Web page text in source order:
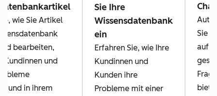
wie Sie Artikel
bearbeiten,
Kundinnen und
und in ihrem
Sie Ihre
Wissensdatenbank
ein
Erfahren Sie, wie Ihre
Kundinnen und
Kunden ihre
Probleme mit einer
Sie
auf